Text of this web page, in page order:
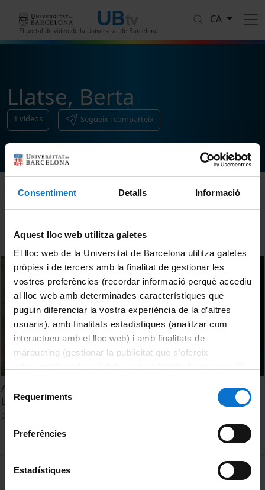
Consentiment Detalls Informació
Aquest lloc web utilitza galetes
El lloc web de la Universitat de Barcelona utilitza galetes
pròpies i de tercers amb la finalitat de gestionar les
vostres preferències (recordar informació perquè accediu
al lloc web amb determinades característiques que
puguin diferenciar la vostra experiència de la d’altres
usuaris), amb finalitats estadístiques (analitzar com
interactueu amb el lloc web) i amb finalitats de
màrqueting (gestionar la publicitat que s’ofereix
consultar laPolítica de galetes del lloc web de la
Selecció
de Requeriments
Preferències
Estadístiques
El portal de vídeo de la Universitat de Barcelona
CA
Llatse, Berta
1 vídeos Segueix i comparteix
Ordenar
Acte d'Inauguració del curs acadèmic de la Universitat de
Barcelona 2023-2024
MENÚ PEU 1